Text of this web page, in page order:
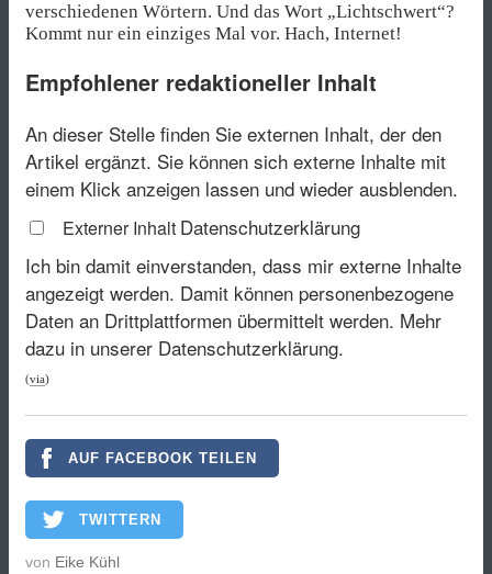
verschiedenen Wörtern. Und das Wort „Lichtschwert“?
Kommt nur ein einziges Mal vor. Hach, Internet!
Empfohlener redaktioneller Inhalt
An dieser Stelle finden Sie externen Inhalt, der den
Artikel ergänzt. Sie können sich externe Inhalte mit
einem Klick anzeigen lassen und wieder ausblenden.
Externer Inhalt Datenschutzerklärung
Ich bin damit einverstanden, dass mir externe Inhalte
angezeigt werden. Damit können personenbezogene
Daten an Drittplattformen übermittelt werden. Mehr
dazu in unserer Datenschutzerklärung.
(via)
AUF FACEBOOK TEILEN
TWITTERN
von Eike Kühl